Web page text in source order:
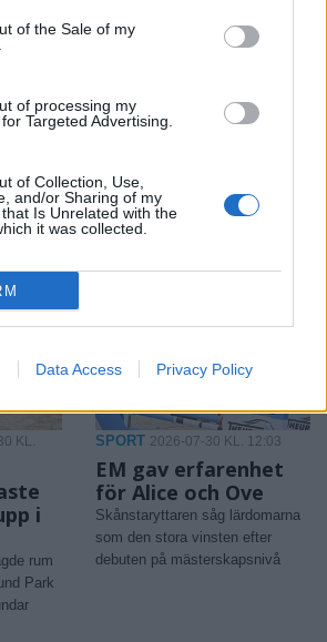
of the Sale of my
of processing my
Targeted Advertising.
of Collection, Use,
and/or Sharing of my
Is Unrelated with the
it was collected.
Data Access Privacy Policy
i
SVT lanserar lokal
Nu blir det enklare att ta
reda på vilket lokalt parti
KL.
i
rum
Park
SPORT 2026-07-30 KL. 12:03
EM gav erfarenhet
för Alice och Ove
Skånstaryttaren såg lärdomarna
som den stora vinsten efter
debuten på mästerskapsnivå